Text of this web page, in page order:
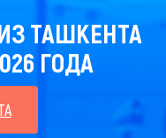
ТАШКЕНТА
ГОДА